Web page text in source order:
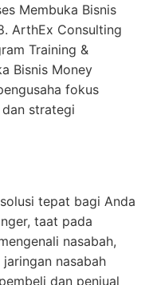
Membuka Bisnis
ArthEx Consulting
Training &
Bisnis Money
fokus
strategi
tepat bagi Anda
taat pada
nasabah,
nasabah
dan penjual